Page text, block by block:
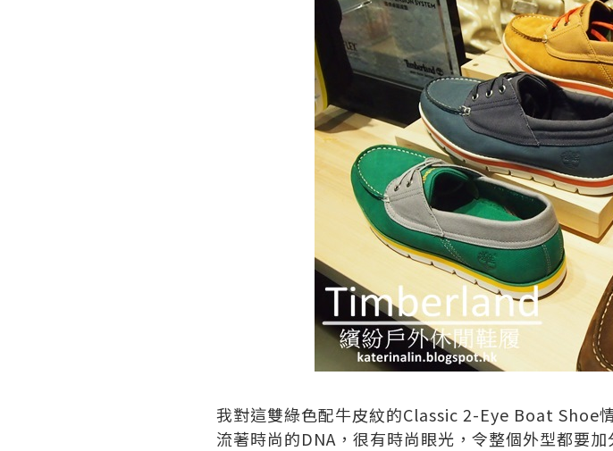
我對這雙綠色配牛皮紋的Classic 2-Eye Boat Shoe
流著時尚的DNA ，很有時尚眼光，令整個外型都要加